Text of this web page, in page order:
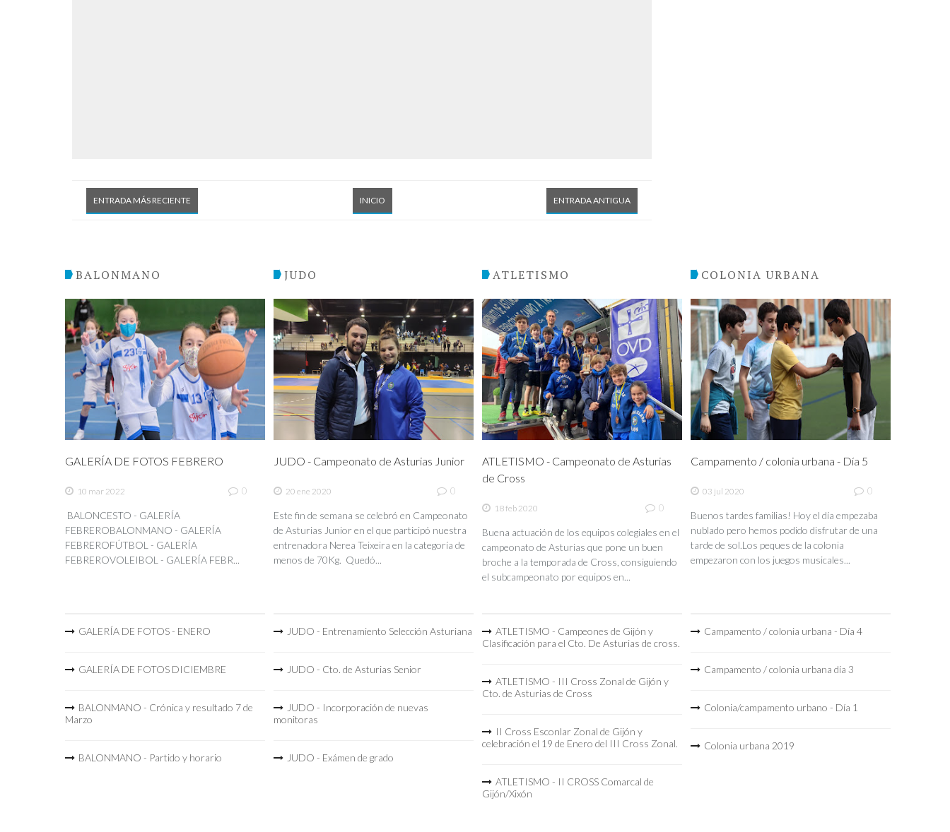
ENTRADA MÁS RECIENTE ENTRADA ANTIGUA
INICIO
BALONMANO
GALERÍA DE FOTOS FEBRERO
10 mar 2022 0
BALONCESTO - GALERÍA
FEBREROBALONMANO - GALERÍA
FEBREROFÚTBOL - GALERÍA
FEBREROVOLEIBOL - GALERÍA FEBR...
GALERÍA DE FOTOS - ENERO
GALERÍA DE FOTOS DICIEMBRE
BALONMANO - Crónica y resultado 7 de
Marzo
BALONMANO - Partido y horario
JUDO
JUDO - Campeonato de Asturias Junior
20 ene 2020 0
Este fin de semana se celebró en Campeonato
de Asturias Junior en el que participó nuestra
entrenadora Nerea Teixeira en la categoría de
menos de 70Kg. Quedó...
JUDO - Entrenamiento Selección Asturiana
JUDO - Cto. de Asturias Senior
JUDO - Incorporación de nuevas
monitoras
JUDO - Exámen de grado
ATLETISMO
ATLETISMO - Campeonato de Asturias
de Cross
18 feb 2020 0
Buena actuación de los equipos colegiales en el
campeonato de Asturias que pone un buen
broche a la temporada de Cross, consiguiendo
el subcampeonato por equipos en...
ATLETISMO - Campeones de Gijón y
Clasificación para el Cto. De Asturias de cross.
ATLETISMO - III Cross Zonal de Gijón y
Cto. de Asturias de Cross
II Cross Esconlar Zonal de Gijón y
celebración el 19 de Enero del III Cross Zonal.
ATLETISMO - II CROSS Comarcal de
Gijón/Xixón
COLONIA URBANA
Campamento / colonia urbana - Día 5
03 jul 2020 0
Buenos tardes familias! Hoy el día empezaba
nublado pero hemos podido disfrutar de una
tarde de sol.Los peques de la colonia
empezaron con los juegos musicales...
Campamento / colonia urbana - Día 4
Campamento / colonia urbana día 3
Colonia/campamento urbano - Día 1
Colonia urbana 2019